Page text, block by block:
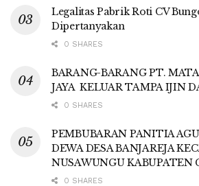
Legalitas Pabrik Roti CV
Dipertanyakan
0 SHARES
BARANG-BARANG PT.
JAYA KELUAR TAMPA IJIN
0 SHARES
PEMBUBARAN PANITIA
DEWA DESA BANJAREJA
NUSAWUNGU KABUPATEN
0 SHARES